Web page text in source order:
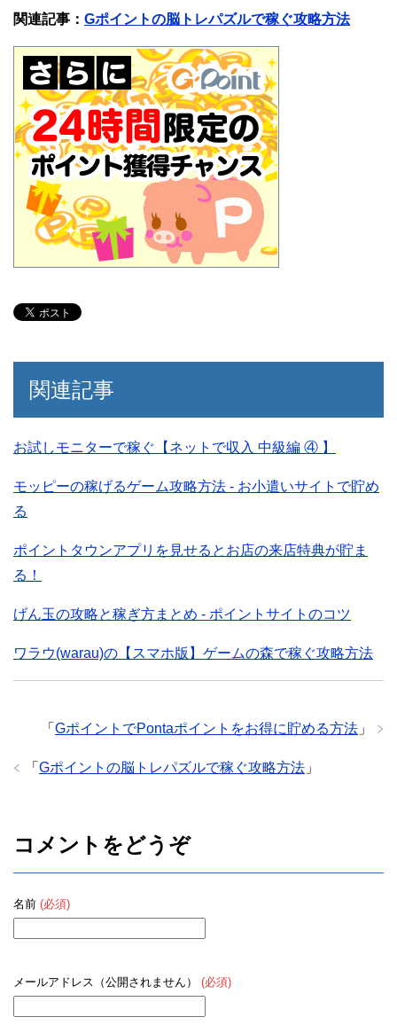
関連記事： Gポイントの脳トレパズルで稼ぐ攻略方法
関連記事
お試しモニターで稼ぐ【ネットで収入 中級編 ④ 】
モッピーの稼げるゲーム攻略方法 - お小遣いサイトで貯め
る
ポイントタウンアプリを見せるとお店の来店特典が貯ま
る！
げん玉の攻略と稼ぎ方まとめ - ポイントサイトのコツ
ワラウ(warau)の【スマホ版】ゲームの森で稼ぐ攻略方法
「 GポイントでPontaポイントをお得に貯める方法 」
「 Gポイントの脳トレパズルで稼ぐ攻略方法 」
コメントをどうぞ
名前 (必須)
メールアドレス（公開されません） (必須)